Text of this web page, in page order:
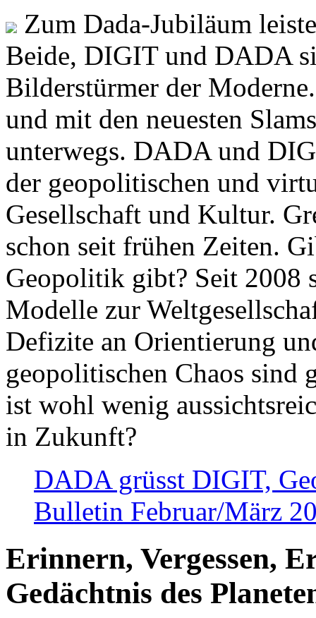
Zum Dada-Jubiläum
Beide, DIGIT und DADA
Bilderstürmer der
und mit den neuesten
unterwegs. DADA und
der geopolitischen und
Gesellschaft und Kultur.
schon seit frühen Zeiten.
Geopolitik gibt? Seit 2008
Modelle zur
Defizite an Orientierung
geopolitischen Chaos sind
ist wohl wenig
in Zukunft?
DADA grüsst DIGIT,
Bulletin Februar/März
Erinnern, Vergessen,
Gedächtnis des